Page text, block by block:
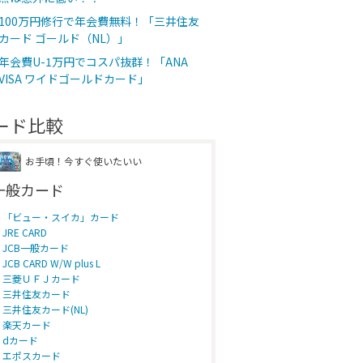
万円修行で年会費無料！「三井住友
ード ゴールド（NL）」
会費U-1万円でコスパ抜群！「ANA
ワイドゴールドカード」
ド比較
お手頃！今すぐ使いたいい
般カード
「ビュー・スイカ」カード
JRE CARD
JCB一般カード
JCB CARD W/W plus L
三菱ＵＦＪカード
三井住友カード
三井住友カード(NL)
楽天カード
dカード
エポスカード